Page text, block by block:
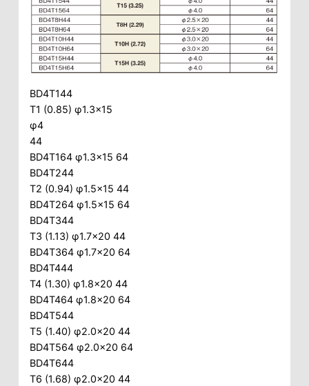
BD4T144
T1 (0.85) φ1.3×15
φ4
44
BD4T164 φ1.3×15 64
BD4T244
T2 (0.94) φ1.5×15 44
BD4T264 φ1.5×15 64
BD4T344
T3 (1.13) φ1.7×20 44
BD4T364 φ1.7×20 64
BD4T444
T4 (1.30) φ1.8×20 44
BD4T464 φ1.8×20 64
BD4T544
T5 (1.40) φ2.0×20 44
BD4T564 φ2.0×20 64
BD4T644
T6 (1.68) φ2.0×20 44